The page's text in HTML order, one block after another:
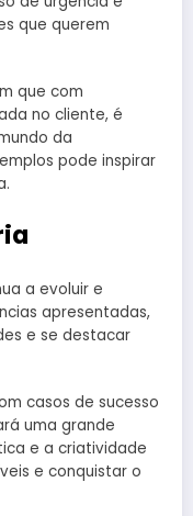
que querem
que com
no cliente, é
da
pode inspirar
a evoluir e
apresentadas,
e se destacar
casos de sucesso
uma grande
e a criatividade
e conquistar o